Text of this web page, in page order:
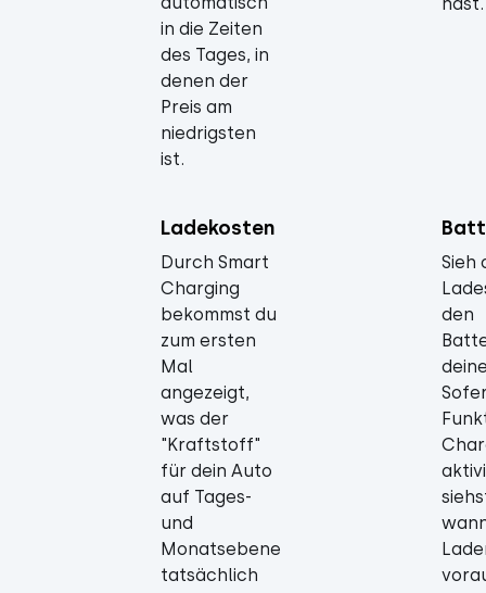
in die Zeiten
des Tages, in
denen der
Preis am
niedrigsten
ist.
Ladekosten
Durch Smart
Charging
bekommst du
zum ersten
Mal
angezeigt,
was der
"Kraftstoff"
für dein Auto
auf Tages-
und
Monatsebene
tatsächlich
Sieh
den